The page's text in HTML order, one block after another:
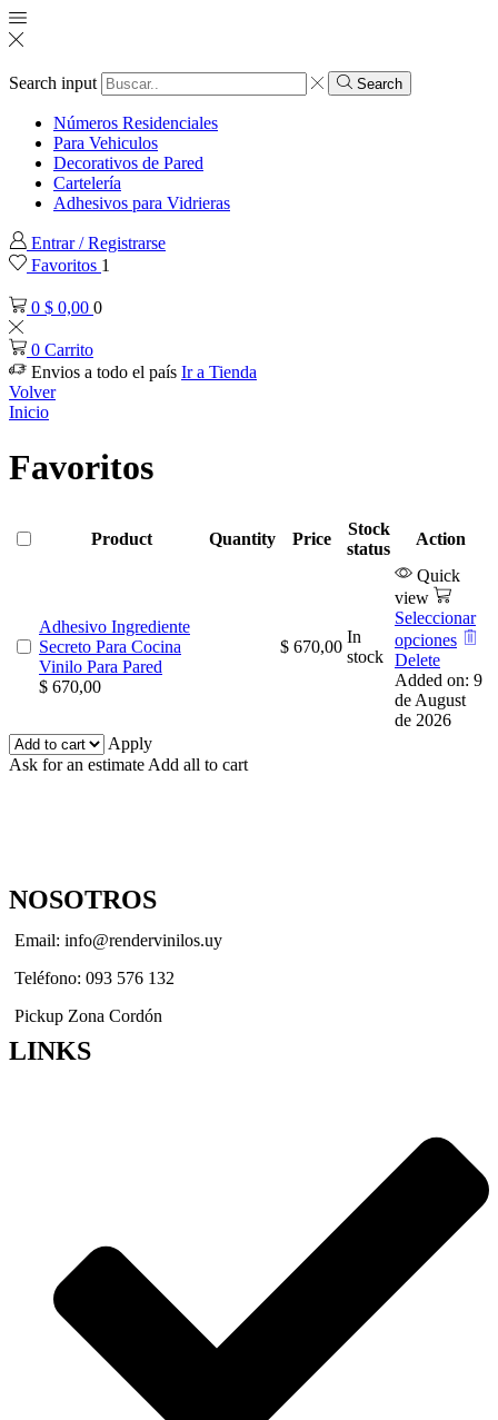
Search input Search
Números Residenciales
Para Vehiculos
Decorativos de Pared
Cartelería
Adhesivos para Vidrieras
Entrar / Registrarse
Favoritos 1
0 $ 0,00 0
0 Carrito
Envios a todo el país Ir a Tienda
Volver
Inicio
Favoritos
Product Quantity Price
Stock
status
Action
Adhesivo Ingrediente
Secreto Para Cocina
Vinilo Para Pared
$ 670,00
$ 670,00
In
stock
Quick
view
Seleccionar
opciones
Delete
Added on: 9
de August
de 2026
Apply
Ask for an estimate Add all to cart
NOSOTROS
Email: info@rendervinilos.uy
Teléfono: 093 576 132
Pickup Zona Cordón
LINKS